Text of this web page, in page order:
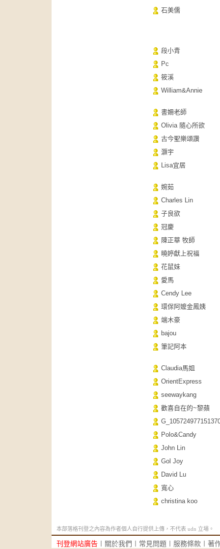
石美儒
段小青
Pc
筱溪
William&Annie
書姍老師
Olivia 隨心所欲
古今聖樂頌讚
灝宇
Lisa宜居
婉茹
Charles Lin
子良欲
冠慶
陳正華 牧師
曉婷獻上祝福
花鼠妹
愛馬
Cendy Lee
環保阿嬤金鳳姨
端木豪
bajou
筆記阿本
Claudia馬姐
OrientExpress
seewaykang
歡喜自在的~黎蘋
Polo&Candy
John Lin
Gol Joy
David Lu
寬心
christina koo
本部落格刊登之內容為作者個人自行提供上傳，不代表 udn 立場。
刊登網站廣告 關於我們 常見問題 服務條款 著